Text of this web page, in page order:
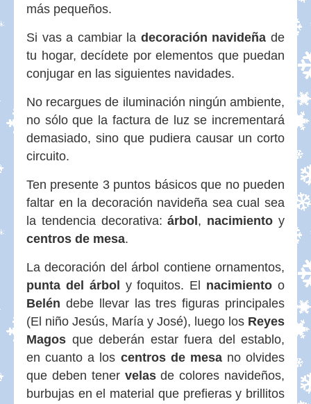
más pequeños.
Si vas a cambiar la decoración navideña de
tu hogar, decídete por elementos que puedan
conjugar en las siguientes navidades.
No recargues de iluminación ningún ambiente,
no sólo que la factura de luz se incrementará
demasiado, sino que pudiera causar un corto
circuito.
Ten presente 3 puntos básicos que no pueden
faltar en la decoración navideña sea cual sea
la tendencia decorativa:árbol , nacimiento y
centros de mesa.
La decoración del árbol contiene ornamentos,
punta del árbol
y foquitos. El nacimiento o
Belén debe llevar las tres figuras principales
(El niño Jesús, María y José), luego los Reyes
Magos que deberán estar fuera del establo,
en cuanto a los centros de mesano olvides
que deben tener velasde colores navideños,
burbujas en el material que prefieras y brillitos